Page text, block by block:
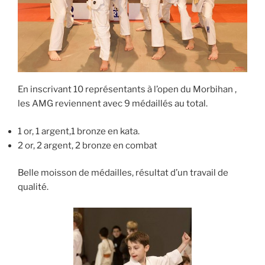
En inscrivant 10 représentants à l’open du Morbihan ,
les AMG reviennent avec 9 médaillés au total.
1 or, 1 argent,1 bronze en kata.
2 or, 2 argent, 2 bronze en combat
Belle moisson de médailles, résultat d’un travail de
qualité.